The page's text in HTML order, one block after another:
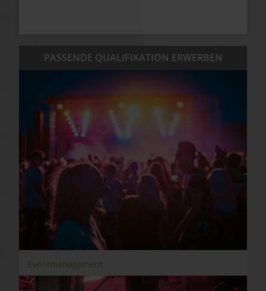
PASSENDE QUALIFIKATION ERWERBEN
Eventmanagement